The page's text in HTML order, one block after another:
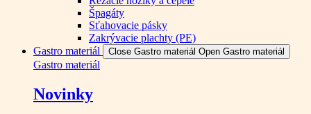
Špagáty
Sťahovacie pásky
Zakrývacie plachty (PE)
Gastro materiál
Close Gastro materiál Open Gastro materiál
Gastro materiál
Novinky